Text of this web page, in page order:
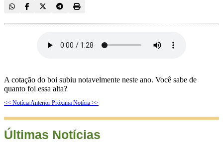
A cotação do boi subiu notavelmente neste ano. Você sabe de
quanto foi essa alta?
<< Notícia Anterior Próxima Notícia >>
Últimas Notícias